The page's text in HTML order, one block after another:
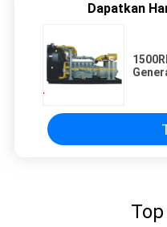
Dapatkan